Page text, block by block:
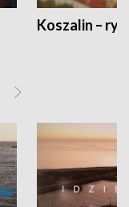
Koszalin –